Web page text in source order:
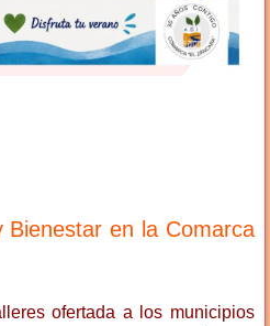
Bienestar en la Comarca
ofertada a los municipios